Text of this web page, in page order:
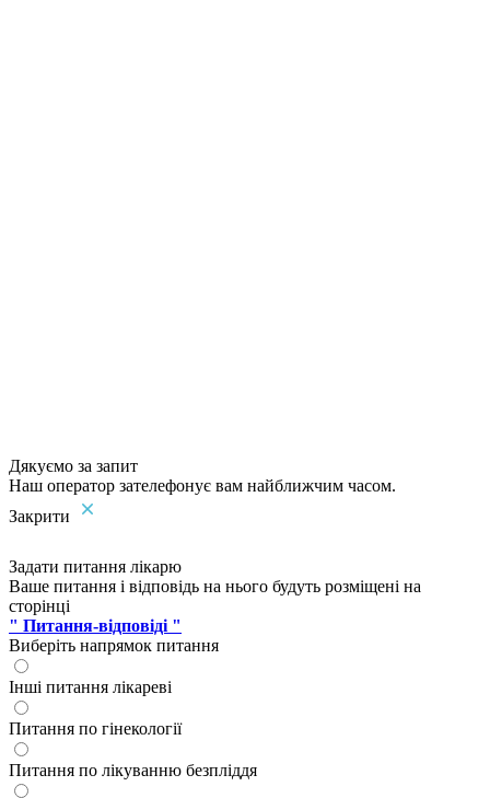
Дякуємо за запит
Наш оператор зателефонує вам найближчим часом.
Закрити
Задати питання лікарю
Ваше питання і відповідь на нього будуть розміщені на
сторінці
" Питання-відповіді "
Виберіть напрямок питання
Інші питання лікареві
Питання по гінекології
Питання по лікуванню безпліддя